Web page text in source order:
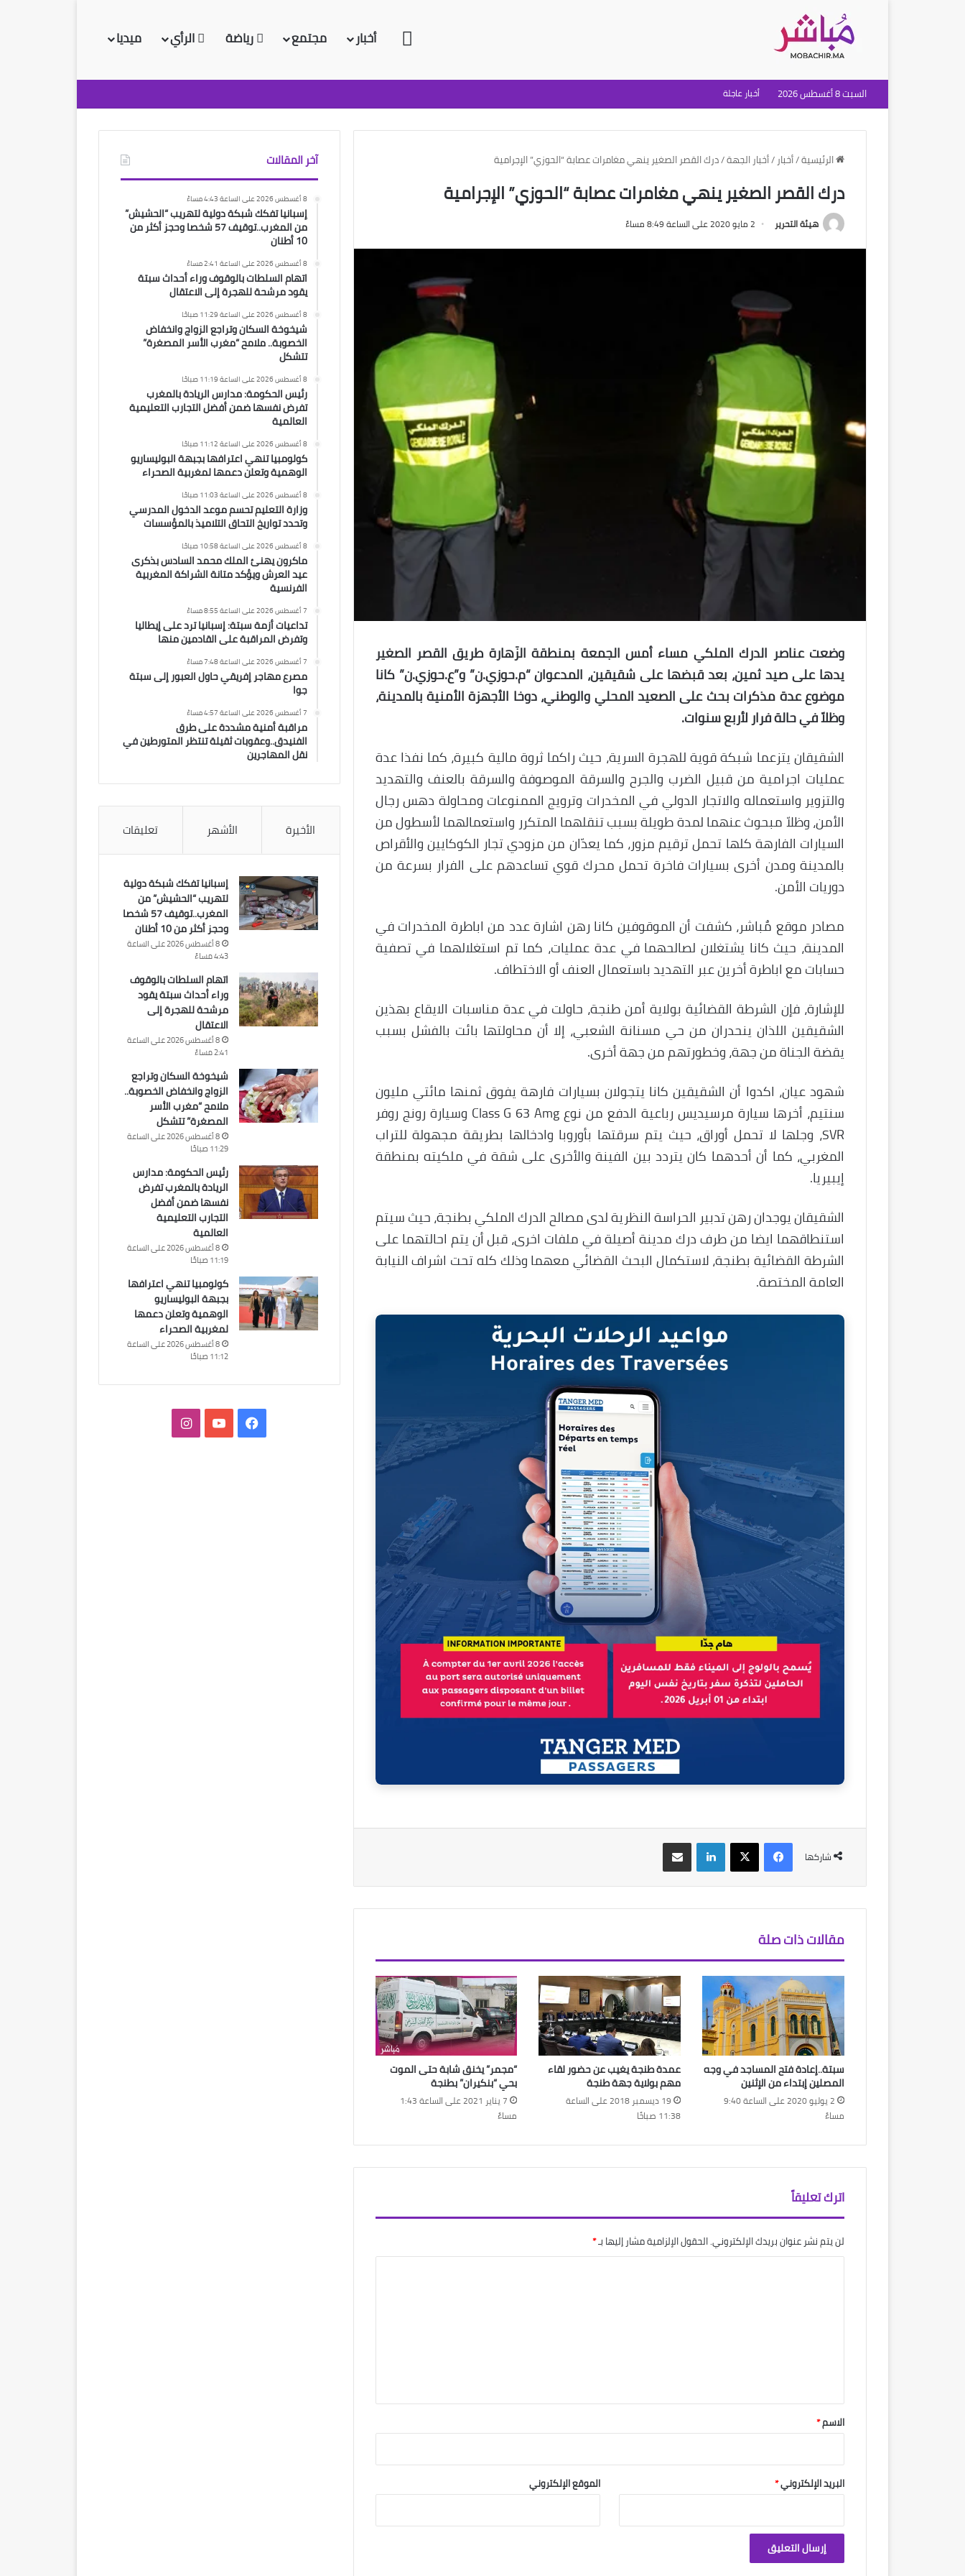
الرئيسية
أخبار مجتمع رياضة الرأي ميديا
السبت 8 أغسطس 2026 أخبار عاجلة
الرئيسية/أخبار /أخبار الجهة/درك القصر الصغير ينهي مغامرات عصابة “الحوزي” الإجرامية
درك القصر الصغير ينهي مغامرات عصابة “الحوزي” الإجرامية
هيئة التحرير 2 مايو 2020 على الساعة 8:49 مساءً
وضعت عناصر الدرك الملكي مساء أمس الجمعة بمنطقة الزَهارة طريق القصر الصغير
يدها على صيد ثمين، بعد قبضها على شقيقين، المدعوان “م.حوزي.ن” و”ع.حوزي.ن” كانا
موضوع عدة مذكرات بحث على الصعيد المحلي والوطني، دوخا الأجهزة الأمنية بالمدينة،
وظلاّ في حالة فرار لأربع سنوات.
الشقيقان يتزعما شبكة قوية للهجرة السرية، حيث راكما ثروة مالية كبيرة، كما نفذا عدة
عمليات اجرامية من قبيل الضرب والجرح والسرقة الموصوفة والسرقة بالعنف والتهديد
والتزوير واستعماله والاتجار الدولي في المخدرات وترويج الممنوعات ومحاولة دهس رجال
الأمن، وظلاّ مبحوث عنهما لمدة طويلة بسبب تنقلهما المتكرر واستعمالهما لأسطول من
السيارات الفارهة كلها تحمل ترقيم مزور، كما يعدّان من مزودي تجار الكوكايين والأقراص
بالمدينة ومدن أخرى بسيارات فاخرة تحمل محرك قوي تساعدهم على الفرار بسرعة من
دوريات الأمن.
مصادر موقع مٌباشر، كشفت أن الموقوفين كانا رهن اشارة عدد من اباطرة المخدرات في
المدينة، حيث كانا يشتغلان لصالحهما في عدة عمليات، كما تم استغلالهما في تصفية
حسابات مع اباطرة أخرين عبر التهديد باستعمال العنف أو الاختطاف.
للإشارة، فإن الشرطة القضائية بولاية أمن طنجة، حاولت في عدة مناسبات الايقاع بهذين
الشقيقين اللذان ينحدران من حي مسنانة الشعبي، إلا أن محاولتها بائت بالفشل بسبب
يقضة الجناة من جهة، وخطورتهم من جهة أخرى.
شهود عيان، اكدوا أن الشقيقين كانا يتجولان بسيارات فارهة يفوق ثمنها مائتي مليون
سنتيم، أخرها سيارة مرسيديس رباعية الدفع من نوع Class G 63 Amg وسيارة رونج روفر
SVR، وجلها لا تحمل أوراق، حيث يتم سرقتها بأوروبا وادخالها بطريقة مجهولة للتراب
المغربي، كما أن أحدهما كان يتردد بين الفينة والأخرى على شقة في ملكيته بمنطقة
إيبيريا.
الشقيقان يوجدان رهن تدبير الحراسة النظرية لدى مصالح الدرك الملكي بطنجة، حيث سيتم
استنطاقهما ايضا من طرف درك مدينة أصيلة في ملفات اخرى، قبل أن يتم احالتهما على
الشرطة القضائية بطنجة، لاستكمال البحث القضائي معهما وذلك كله تحت اشراف النيابة
العامة المختصة.
شاركها
فيسبوك‫X لينكدإن مشاركة عبر البريد
مقالات ذات صلة
سبتة..إعادة فتح المساجد في وجه
المصلين إبتداء من الإثنين
2 يوليو 2020 على الساعة 9:40
مساءً
عمدة طنجة يغيب عن حضور لقاء
مهم بولاية جهة طنجة
19 ديسمبر 2018 على الساعة
11:38 صباحًا
“مجمر” يخنق شابة حتى الموت
بحي “بنكيران” بطنجة
7 يناير 2021 على الساعة 1:43
مساءً
اترك تعليقاً
لن يتم نشر عنوان بريدك الإلكتروني.الحقول الإلزامية مشار إليها بـ*
*
الاسم*
البريد الإلكتروني* الموقع الإلكتروني
آخر المقالات
8 أغسطس 2026 على الساعة 4:43 مساءً
إسبانيا تفكك شبكة دولية لتهريب “الحشيش”
من المغرب..توقيف 57 شخصا وحجز أكثر من
10 أطنان
8 أغسطس 2026 على الساعة 2:41 مساءً
اتهام السلطات بالوقوف وراء أحداث سبتة
يقود مرشحة للهجرة إلى الاعتقال
8 أغسطس 2026 على الساعة 11:29 صباحًا
شيخوخة السكان وتراجع الزواج وانخفاض
الخصوبة.. ملامح “مغرب الأسر المصغرة”
تتشكل
8 أغسطس 2026 على الساعة 11:19 صباحًا
رئيس الحكومة: مدارس الريادة بالمغرب
تفرض نفسها ضمن أفضل التجارب التعليمية
العالمية
8 أغسطس 2026 على الساعة 11:12 صباحًا
كولومبيا تنهي اعترافها بجبهة البوليساريو
الوهمية وتعلن دعمها لمغربية الصحراء
8 أغسطس 2026 على الساعة 11:03 صباحًا
وزارة التعليم تحسم موعد الدخول المدرسي
وتحدد تواريخ التحاق التلاميذ بالمؤسسات
8 أغسطس 2026 على الساعة 10:58 صباحًا
ماكرون يهنئ الملك محمد السادس بذكرى
عيد العرش ويؤكد متانة الشراكة المغربية
الفرنسية
7 أغسطس 2026 على الساعة 8:55 مساءً
تداعيات أزمة سبتة: إسبانيا ترد على إيطاليا
وتفرض المراقبة على القادمين منها
7 أغسطس 2026 على الساعة 7:48 مساءً
مصرع مهاجر إفريقي حاول العبور إلى سبتة
جوا
7 أغسطس 2026 على الساعة 4:57 مساءً
مراقبة أمنية مشددة على طرق
الفنيدق..وعقوبات ثقيلة تنتظر المتورطين في
نقل المهاجرين
الأخيرة الأشهر تعليقات
إسبانيا تفكك شبكة دولية
لتهريب “الحشيش” من
المغرب..توقيف 57 شخصا
وحجز أكثر من 10 أطنان
8 أغسطس 2026 على الساعة
4:43 مساءً
اتهام السلطات بالوقوف
وراء أحداث سبتة يقود
مرشحة للهجرة إلى
الاعتقال
8 أغسطس 2026 على الساعة
2:41 مساءً
شيخوخة السكان وتراجع
الزواج وانخفاض الخصوبة..
ملامح “مغرب الأسر
المصغرة” تتشكل
8 أغسطس 2026 على الساعة
11:29 صباحًا
رئيس الحكومة: مدارس
الريادة بالمغرب تفرض
نفسها ضمن أفضل
التجارب التعليمية
العالمية
8 أغسطس 2026 على الساعة
11:19 صباحًا
كولومبيا تنهي اعترافها
بجبهة البوليساريو
الوهمية وتعلن دعمها
لمغربية الصحراء
8 أغسطس 2026 على الساعة
11:12 صباحًا
فيسبوك‫YouTubeانستقرام